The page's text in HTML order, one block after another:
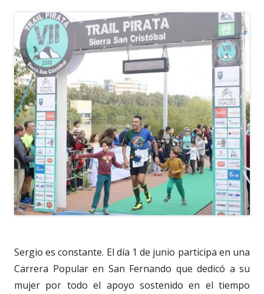
Sergio es constante. El día 1 de junio participa en una
Carrera Popular en San Fernando que dedicó a su
mujer por todo el apoyo sostenido en el tiempo